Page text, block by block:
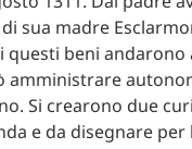
sua madre
questi beni
amministrare
Si crearono due
e da disegnare